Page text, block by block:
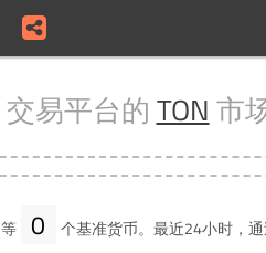
交易平台的 TON 市
等 0 个基准货币。最近24小时，